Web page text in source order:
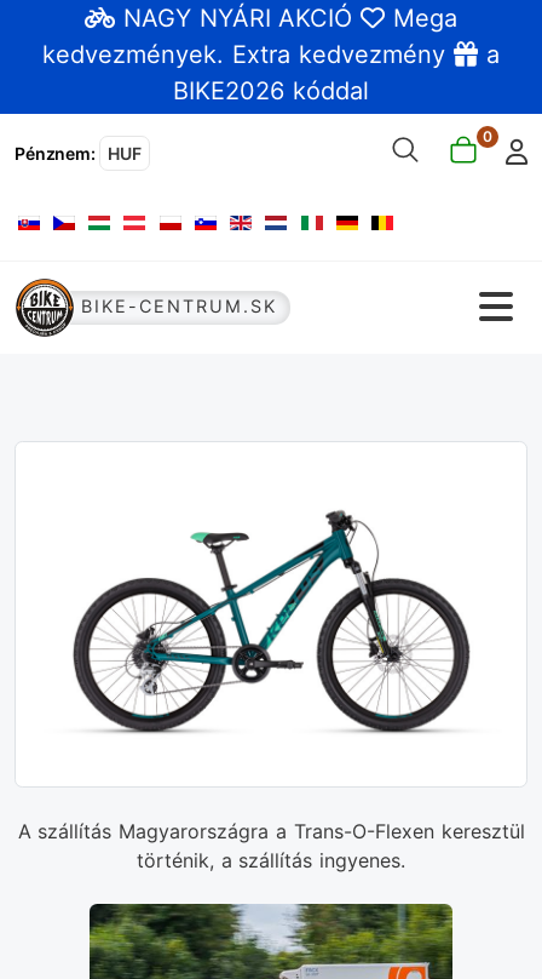
NAGY NYÁRI AKCIÓ
Mega
kedvezmények. Extra kedvezmény
a
BIKE2026 kóddal
Pénznem: HUF
0
Válasszon nyelvet
BIKE-CENTRUM.SK
A szállítás Magyarországra a Trans-O-Flexen keresztül
történik, a szállítás ingyenes.